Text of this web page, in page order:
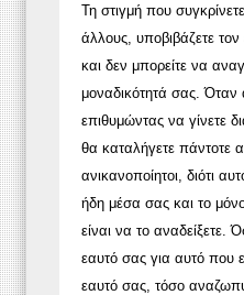
Τη στιγμή που
άλλους, υποβιβάζετε
και δεν μπορείτε να
μοναδικότητά σας. Όταν
επιθυμώντας να γίνετε
θα καταλήγετε πάντοτε
ανικανοποίητοι, διότι
ήδη μέσα σας και το
είναι να το αναδείξετε.
εαυτό σας για αυτό που
εαυτό σας, τόσο